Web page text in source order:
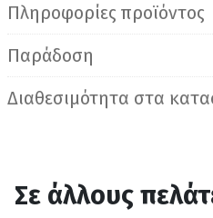
Πληροφορίες προϊόντος
Παράδοση
Διαθεσιμότητα στα
Σε άλλους